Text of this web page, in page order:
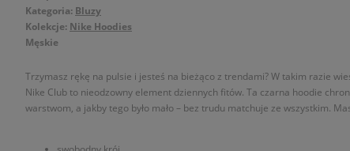
Kategoria: Bluzy
Kolekcje: Nike Hoodies
Męskie
Trzymasz rękę na pulsie i jesteś na bieżąco z trendami? W takim razie
Nike Club to nieodzowny element dziennych fitów. Ta czarna hoodie
warstwom, a jakby tego było mało – bez trudu matchuje ze wszystkim.